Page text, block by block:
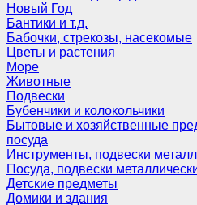
Новый Год
Бантики и т.д.
Бабочки, стрекозы, насекомые
Цветы и растения
Море
Животные
Подвески
Бубенчики и колокольчики
Бытовые и хозяйственные
посуда
Инструменты, подвески
Посуда, подвески
Детские предметы
Домики и здания